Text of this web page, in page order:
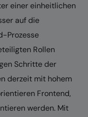
einer einheitlichen
auf die
Prozesse
Rollen
Schritte der
derzeit mit hohem
Frontend,
werden. Mit